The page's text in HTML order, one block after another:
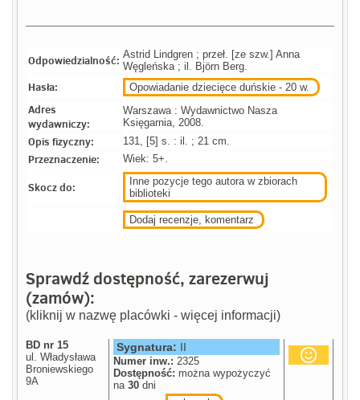
Odpowiedzialność: Astrid Lindgren ; przeł. [ze szw.] Anna
Węgleńska ; il. Björn Berg.
Hasła: Opowiadanie dziecięce duńskie - 20 w.
Adres
wydawniczy:
Warszawa : Wydawnictwo Nasza
Księgarnia, 2008.
Opis fizyczny: 131, [5] s. : il. ; 21 cm.
Przeznaczenie: Wiek: 5+.
Skocz do:
Inne pozycje tego autora w zbiorach
biblioteki
Dodaj recenzje, komentarz
Sprawdź dostępność, zarezerwuj
(zamów):
(kliknij w nazwę placówki - więcej informacji)
BD nr 15
ul. Władysława
Broniewskiego
9A
Sygnatura: II
Numer inw.: 2325
Dostępność: można wypożyczyć
na30 dni